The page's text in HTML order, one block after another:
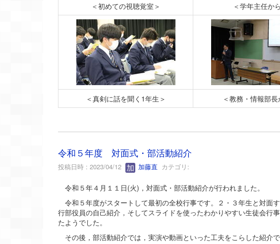
＜初めての視聴覚室＞ ＜学年主任か
＜真剣に話を聞く1年生＞ ＜教務・情報部長
令和５年度 対面式・部活動紹介
投稿日時 : 2023/04/12 加藤直 カテゴリ:
令和５年４月１１日(火)，対面式・部活動紹介が行われました。
令和５年度がスタートして最初の全校行事です。２・３年生と対面
行部役員の自己紹介，そしてスライドを使ったわかりやすい生徒会行
たようでした。
その後，部活動紹介では，実演や動画といった工夫をこらした紹介